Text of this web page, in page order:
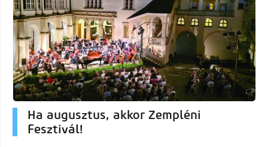
Ha augusztus, akkor Zempléni
Fesztivál!